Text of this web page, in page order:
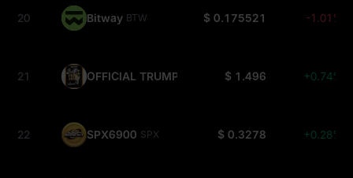
20 Bitway BTW $ 0.175521 -1.01%
21 OFFICIAL TRUMP $ 1.496 +0.74%
22 SPX6900 SPX $ 0.3278 +0.28%